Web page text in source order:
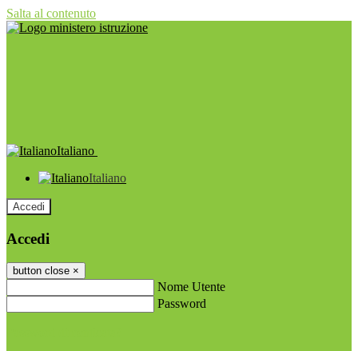
Salta al contenuto
Italiano
Italiano
Accedi
Accedi
button close ×
Nome Utente
Password